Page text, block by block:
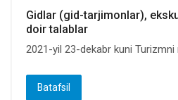
Gidlar (gid-tarjimonlar),
doir talablar
2021-yil 23-dekabr kuni Turizmni
Batafsil